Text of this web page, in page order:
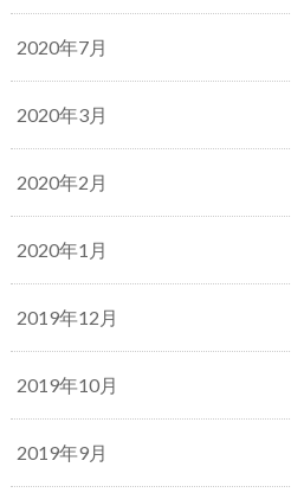
2020年7月
2020年3月
2020年2月
2020年1月
2019年12月
2019年10月
2019年9月